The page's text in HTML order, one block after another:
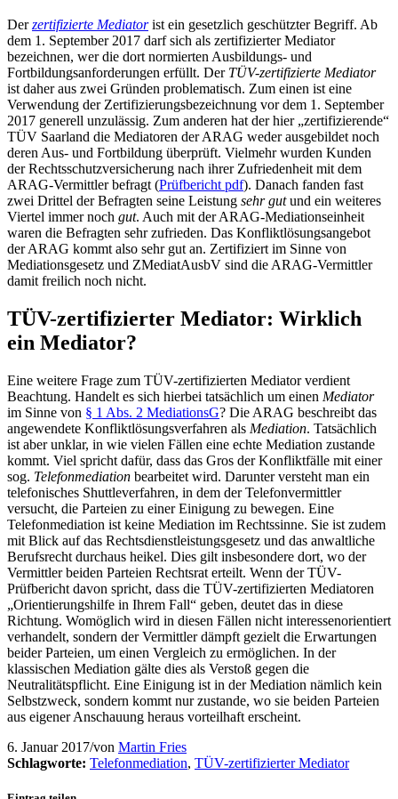
Derzertifizierte Mediatorist ein gesetzlich geschützter Begriff. Ab
dem 1. September 2017 darf sich als zertifizierter Mediator
bezeichnen, wer die dort normierten Ausbildungs- und
Fortbildungsanforderungen erfüllt. Der TÜV-zertifizierte Mediator
ist daher aus zwei Gründen problematisch. Zum einen ist eine
Verwendung der Zertifizierungsbezeichnung vor dem 1. September
2017 generell unzulässig. Zum anderen hat der hier „zertifizierende“
TÜV Saarland die Mediatoren der ARAG weder ausgebildet noch
deren Aus- und Fortbildung überprüft. Vielmehr wurden Kunden
der Rechtsschutzversicherung nach ihrer Zufriedenheit mit dem
ARAG-Vermittler befragt (Prüfbericht pdf). Danach fanden fast
zwei Drittel der Befragten seine Leistung sehr gutund ein weiteres
Viertel immer noch gut. Auch mit der ARAG-Mediationseinheit
waren die Befragten sehr zufrieden. Das Konfliktlösungsangebot
der ARAG kommt also sehr gut an. Zertifiziert im Sinne von
Mediationsgesetz und ZMediatAusbV sind die ARAG-Vermittler
damit freilich noch nicht.
TÜV-zertifizierter Mediator: Wirklich
ein Mediator?
Eine weitere Frage zum TÜV-zertifizierten Mediator verdient
Beachtung. Handelt es sich hierbei tatsächlich um einen Mediator
im Sinne von § 1 Abs. 2 MediationsG? Die ARAG beschreibt das
angewendete Konfliktlösungsverfahren als Mediation. Tatsächlich
ist aber unklar, in wie vielen Fällen eine echte Mediation zustande
kommt. Viel spricht dafür, dass das Gros der Konfliktfälle mit einer
sog. Telefonmediation bearbeitet wird. Darunter versteht man ein
telefonisches Shuttleverfahren, in dem der Telefonvermittler
versucht, die Parteien zu einer Einigung zu bewegen. Eine
Telefonmediation ist keine Mediation im Rechtssinne. Sie ist zudem
mit Blick auf das Rechtsdienstleistungsgesetz und das anwaltliche
Berufsrecht durchaus heikel. Dies gilt insbesondere dort, wo der
Vermittler beiden Parteien Rechtsrat erteilt. Wenn der TÜV-
Prüfbericht davon spricht, dass die TÜV-zertifizierten Mediatoren
„Orientierungshilfe in Ihrem Fall“ geben, deutet das in diese
Richtung. Womöglich wird in diesen Fällen nicht interessenorientiert
verhandelt, sondern der Vermittler dämpft gezielt die Erwartungen
beider Parteien, um einen Vergleich zu ermöglichen. In der
klassischen Mediation gälte dies als Verstoß gegen die
Neutralitätspflicht. Eine Einigung ist in der Mediation nämlich kein
Selbstzweck, sondern kommt nur zustande, wo sie beiden Parteien
aus eigener Anschauung heraus vorteilhaft erscheint.
6. Januar 2017/von Martin Fries
Schlagworte: Telefonmediation, TÜV-zertifizierter Mediator